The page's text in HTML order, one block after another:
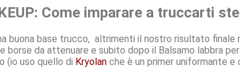
Come imparare a truccarti
buona base trucco, altrimenti il nostro risultato finale
borse da attenuare e subito dopo il Balsamo labbra
(io uso quello di Kryolanche è un primer uniformante e